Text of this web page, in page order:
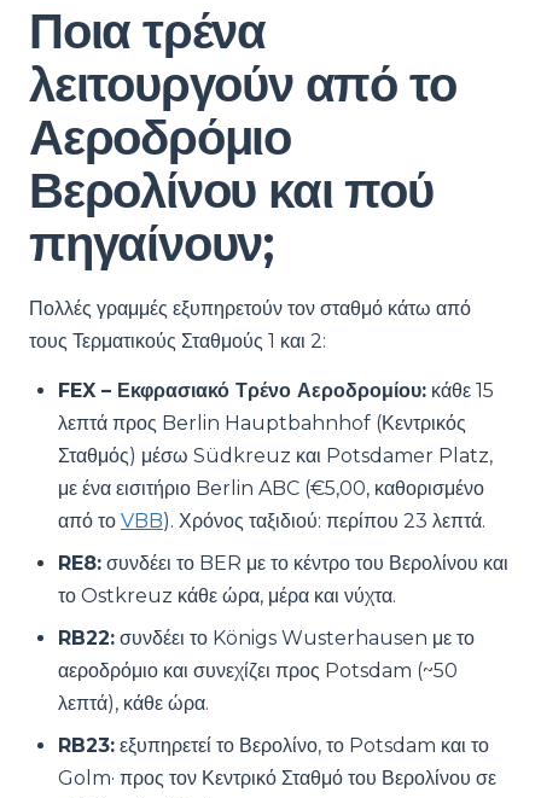
Ποια τρένα
λειτουργούν από το
Αεροδρόμιο
Βερολίνου και πού
πηγαίνουν;
Πολλές γραμμές εξυπηρετούν τον σταθμό κάτω από
τους Τερματικούς Σταθμούς 1 και 2:
FEX – Εκφρασιακό Τρένο Αεροδρομίου: κάθε 15
λεπτά προς Berlin Hauptbahnhof (Κεντρικός
Σταθμός) μέσω Südkreuz και Potsdamer Platz,
με ένα εισιτήριο Berlin ABC (€5,00, καθορισμένο
από το VBB). Χρόνος ταξιδιού: περίπου 23 λεπτά.
RE8: συνδέει το BER με το κέντρο του Βερολίνου και
το Ostkreuz κάθε ώρα, μέρα και νύχτα.
RB22: συνδέει το Königs Wusterhausen με το
αεροδρόμιο και συνεχίζει προς Potsdam (~50
λεπτά), κάθε ώρα.
RB23: εξυπηρετεί το Βερολίνο, το Potsdam και το
Golm· προς τον Κεντρικό Σταθμό του Βερολίνου σε